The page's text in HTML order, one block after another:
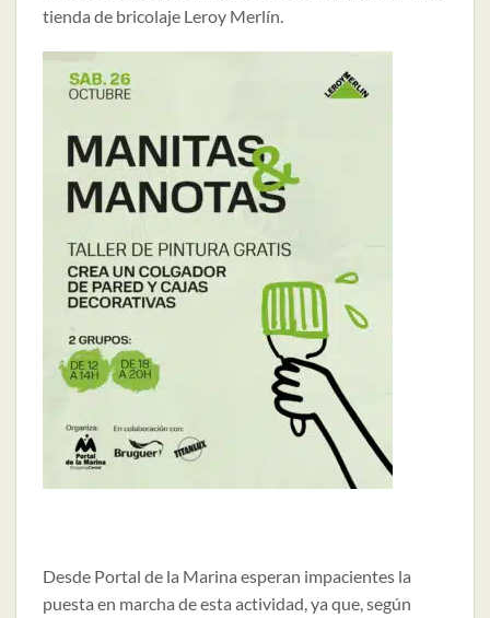
tienda de bricolaje Leroy Merlín.
Desde Portal de la Marina esperan impacientes la
puesta en marcha de esta actividad, ya que, según